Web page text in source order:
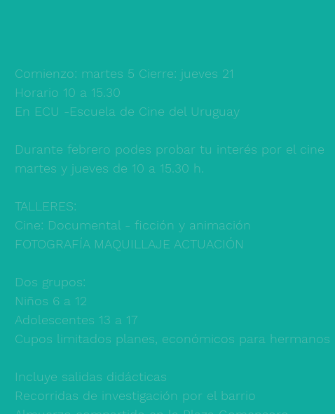
Comienzo: martes 5 Cierre: jueves 21
Horario 10 a 15.30
En ECU -Escuela de Cine del Uruguay
Durante febrero podes probar tu interés por el cine
martes y jueves de 10 a 15.30 h.
TALLERES:
Cine: Documental - ficción y animación
FOTOGRAFÍA MAQUILLAJE ACTUACIÓN
Dos grupos:
Niños 6 a 12
Adolescentes 13 a 17
Cupos limitados planes, económicos para hermanos
Incluye salidas didácticas
Recorridas de investigación por el barrio